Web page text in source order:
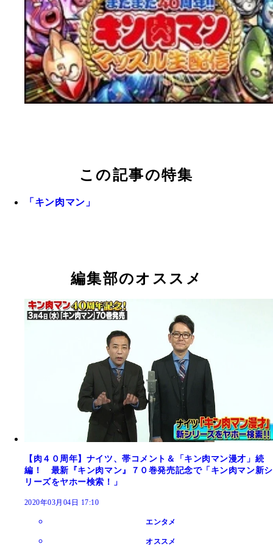
この記事の特集
「キン肉マン」
編集部のオススメ
【肉４０周年】ナイツ、帯コメント＆「キン肉マン漫才」続
編！ 最新『キン肉マン』７０巻発売記念で「キン肉マン新シ
リーズをヤホー検索！」
2020年03月04日 17:10
エンタメ
オススメ